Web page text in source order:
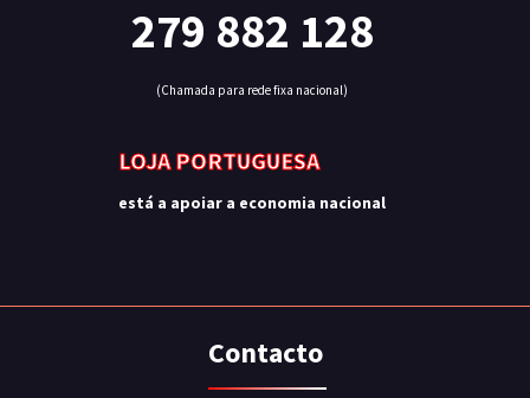
279 882 128
(Chamada para rede fixa nacional)
LOJA PORTUGUESA
está a apoiar a economia nacional
Contacto